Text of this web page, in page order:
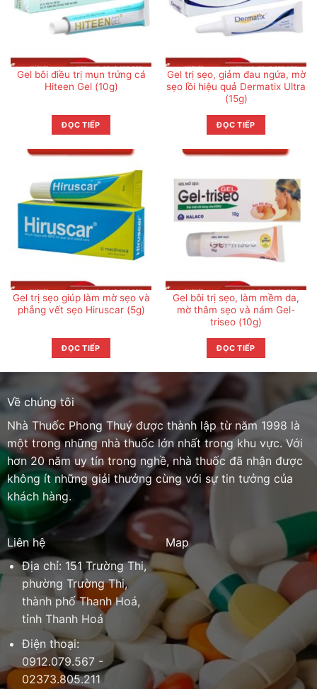
Gel bôi điều trị mụn trứng cá
Hiteen Gel (10g)
ĐỌC TIẾP
Gel trị sẹo, giảm đau ngứa, mờ
sẹo lồi hiệu quả Dermatix Ultra
(15g)
ĐỌC TIẾP
Gel trị sẹo giúp làm mờ sẹo và
phẳng vết sẹo Hiruscar (5g)
ĐỌC TIẾP
Gel bôi trị sẹo, làm mềm da,
mờ thâm sẹo và nám Gel-
triseo (10g)
ĐỌC TIẾP
Về chúng tôi
Nhà Thuốc Phong Thuý được thành lập từ năm 1998 là
một trong những nhà thuốc lớn nhất trong khu vực. Với
hơn 20 năm uy tín trong nghề, nhà thuốc đã nhận được
không ít những giải thưởng cùng với sự tin tưởng của
khách hàng.
Liên hệ
Địa chỉ: 151 Trường Thi,
phường Trường Thi,
thành phố Thanh Hoá,
tỉnh Thanh Hoá
Điện thoại:
0912.079.567 -
02373.805.211
Map